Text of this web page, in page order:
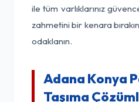
ile tüm varlıklarınız
zahmetini bir kenara
odaklanın.
Adana Konya
Taşıma